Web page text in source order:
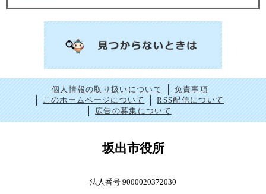
個人情報の取り扱いについて
免責事項
このホームページについて
RSS配信について
広告の募集について
坂出市役所
法人番号 9000020372030